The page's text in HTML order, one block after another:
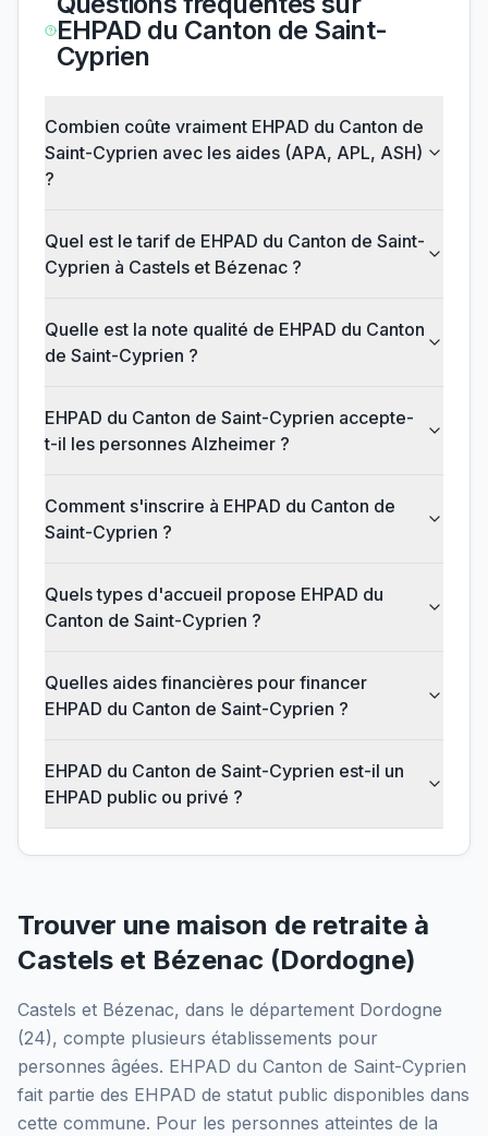
EHPAD du Canton de Saint-
Cyprien
Combien coûte vraiment EHPAD du Canton de
Saint-Cyprien avec les aides (APA, APL, ASH)
?
Quel est le tarif de EHPAD du Canton de Saint-
Cyprien à Castels et Bézenac ?
Quelle est la note qualité de EHPAD du Canton
de Saint-Cyprien ?
EHPAD du Canton de Saint-Cyprien accepte-
t-il les personnes Alzheimer ?
Comment s'inscrire à EHPAD du Canton de
Saint-Cyprien ?
Quels types d'accueil propose EHPAD du
Canton de Saint-Cyprien ?
Quelles aides financières pour financer
EHPAD du Canton de Saint-Cyprien ?
EHPAD du Canton de Saint-Cyprien est-il un
EHPAD public ou privé ?
Trouver une maison de retraite à
Castels et Bézenac (Dordogne)
Castels et Bézenac, dans le département Dordogne
(24), compte plusieurs établissements pour
personnes âgées. EHPAD du Canton de Saint-Cyprien
fait partie des EHPAD de statut public disponibles dans
cette commune. Pour les personnes atteintes de la